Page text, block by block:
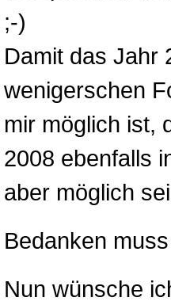
;-)
Damit das Jahr
wenigerschen
mir möglich ist,
2008 ebenfalls
aber möglich
Bedanken
Nun wünsche